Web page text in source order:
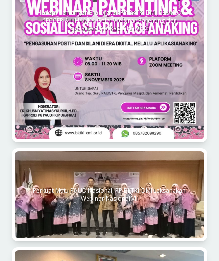
Hadapi Tantangan Era Digital: PP BKTKI DMI, SEAMEO
CECCEP & UHAMKA Gelar Webinar Parenting dan
Sosialisasi Aplikasi ANAKING
Perkuat Mutu PAUD Nasional, PP BKTKI-DMI Laksanakan
Webinar Nasional VII